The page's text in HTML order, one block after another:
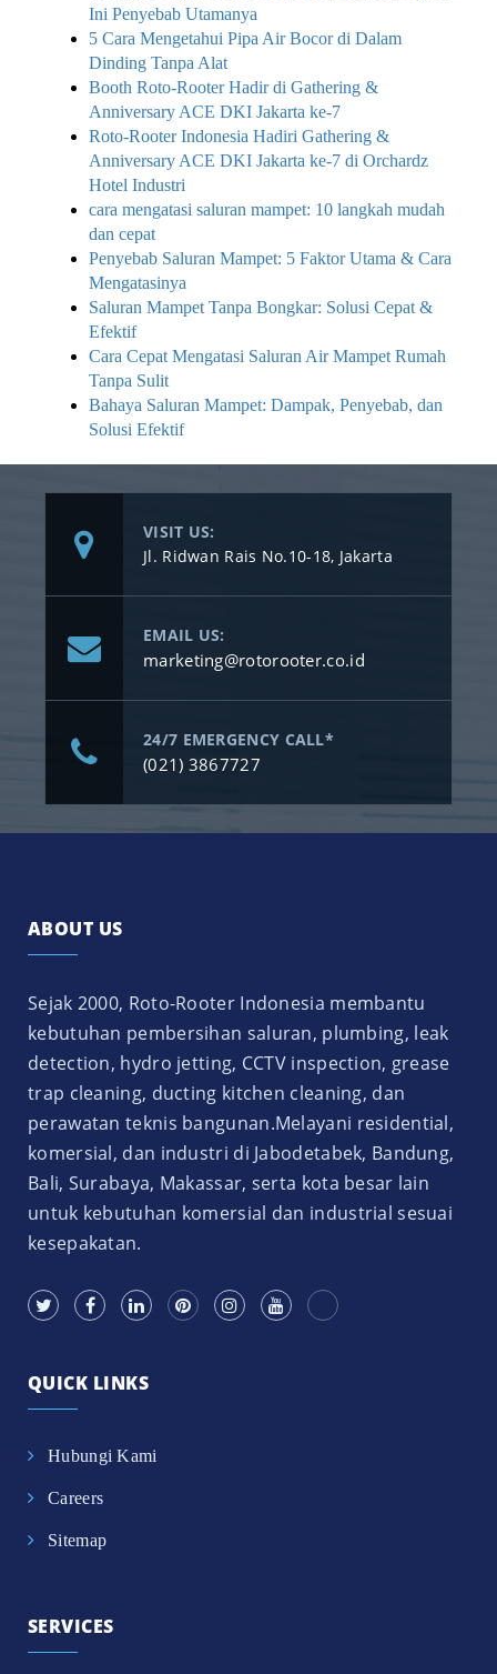
Ini Penyebab Utamanya
5 Cara Mengetahui Pipa Air Bocor di Dalam
Dinding Tanpa Alat
Booth Roto-Rooter Hadir di Gathering &
Anniversary ACE DKI Jakarta ke-7
Roto-Rooter Indonesia Hadiri Gathering &
Anniversary ACE DKI Jakarta ke-7 di Orchardz
Hotel Industri
cara mengatasi saluran mampet: 10 langkah mudah
dan cepat
Penyebab Saluran Mampet: 5 Faktor Utama & Cara
Mengatasinya
Saluran Mampet Tanpa Bongkar: Solusi Cepat &
Efektif
Cara Cepat Mengatasi Saluran Air Mampet Rumah
Tanpa Sulit
Bahaya Saluran Mampet: Dampak, Penyebab, dan
Solusi Efektif
VISIT US:
Jl. Ridwan Rais No.10-18, Jakarta
EMAIL US:
marketing@rotorooter.co.id
24/7 EMERGENCY CALL*
(021) 3867727
ABOUT US
Sejak 2000, Roto-Rooter Indonesia membantu
kebutuhan pembersihan saluran, plumbing, leak
detection, hydro jetting, CCTV inspection, grease
trap cleaning, ducting kitchen cleaning, dan
perawatan teknis bangunan.Melayani residential,
komersial, dan industri di Jabodetabek, Bandung,
Bali, Surabaya, Makassar, serta kota besar lain
untuk kebutuhan komersial dan industrial sesuai
kesepakatan.
QUICK LINKS
Hubungi Kami
Careers
Sitemap
SERVICES